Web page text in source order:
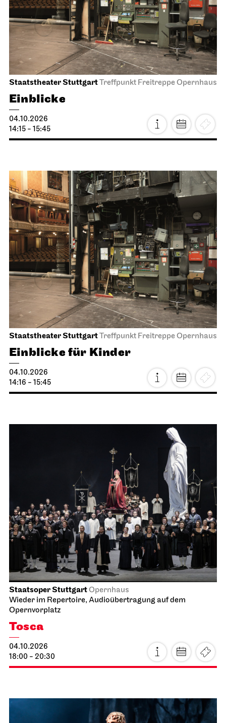
Staatstheater StuttgartTreffpunkt Freitreppe Opernhaus
Einblicke
04.10.2026
14:15 - 15:45
Staatstheater StuttgartTreffpunkt Freitreppe Opernhaus
Einblicke für Kinder
04.10.2026
14:16 - 15:45
Staatsoper StuttgartOpernhaus
Wieder im Repertoire, Audioübertragung auf dem
Opernvorplatz
Tosca
04.10.2026
18:00 - 20:30